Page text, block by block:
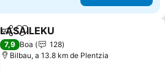
PartilharAdicionar aos favoritos
LASAILEKU
7,9 Boa
128
Bilbau, a 13.8 km de Plentzia